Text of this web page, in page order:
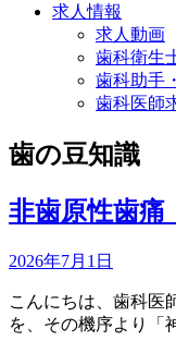
求人情報
求人動画
歯科衛生
歯科助手
歯科医師
歯の豆知識
非歯原性歯痛
2026年7月1日
こんにちは、歯科医
を、その機序より